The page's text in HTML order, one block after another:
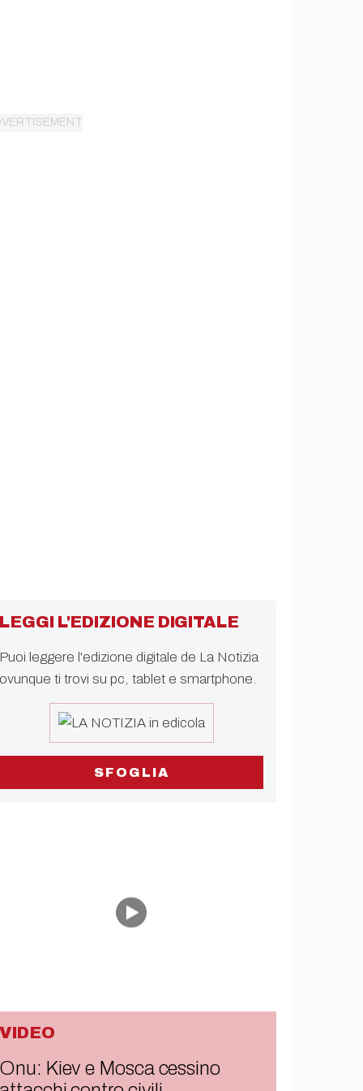
LEGGI L'EDIZIONE DIGITALE
Puoi leggere l'edizione digitale de La Notizia
ovunque ti trovi su pc, tablet e smartphone.
SFOGLIA
VIDEO
Onu: Kiev e Mosca cessino